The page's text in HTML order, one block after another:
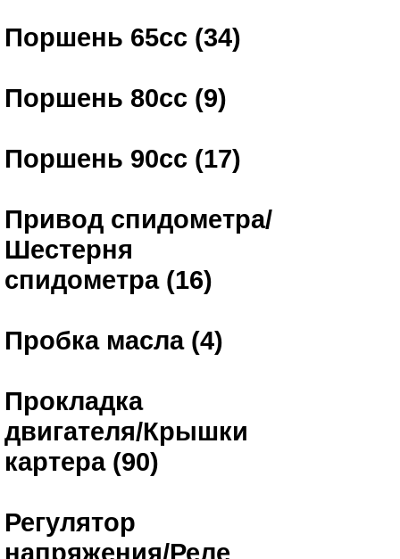
Поршень 65сс (34)
Поршень 80сс (9)
Поршень 90сс (17)
Привод спидометра/
Шестерня
спидометра (16)
Пробка масла (4)
Прокладка
двигателя/Крышки
картера (90)
Регулятор
напряжения/Реле